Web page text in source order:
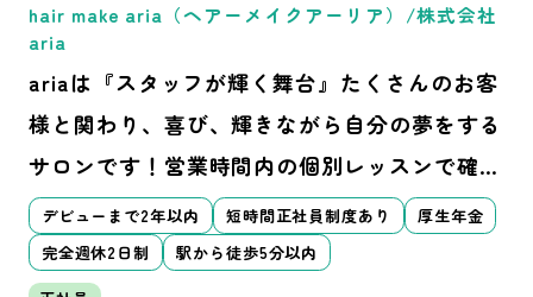
hair make aria（ヘアーメイクアーリア）/株式会社
aria
ariaは『スタッフが輝く舞台』たくさんのお客
様と関わり、喜び、輝きながら自分の夢をする
サロンです！営業時間内の個別レッスンで確実
に上達できる！ママさん美容師も大活躍！
デビューまで2年以内 短時間正社員制度あり
厚生年金
完全週休2日制
駅から徒歩5分以内